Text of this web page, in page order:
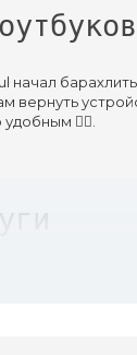
начал
вернуть
🚶‍♂️.